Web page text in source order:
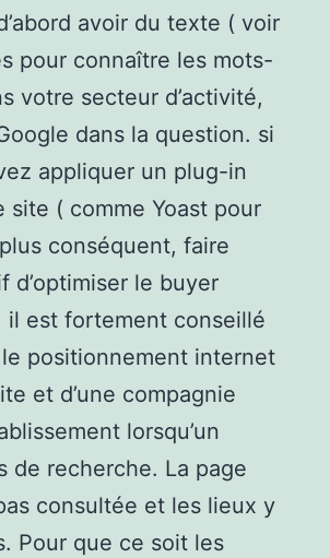
avoir du texte ( voir
pour connaître les mots-
votre secteur d’activité,
dans la question. si
appliquer un plug-in
( comme Yoast pour
conséquent, faire
d’optimiser le buyer
il est fortement conseillé
positionnement internet
et d’une compagnie
lorsqu’un
de recherche. La page
consultée et les lieux y
Pour que ce soit les